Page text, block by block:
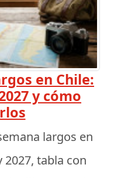
en Chile:
y cómo
largos en
2027, tabla con